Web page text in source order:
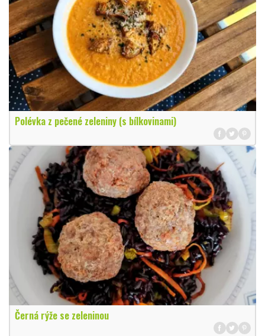
Polévka z pečené zeleniny (s bílkovinami)
Černá rýže se zeleninou